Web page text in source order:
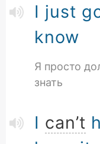
I just
know
Я просто
знать
I can’t